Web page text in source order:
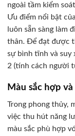
ngoài tầm kiểm
Ưu điểm nổi bật
luôn sẵn sàng làm
thân. Để đạt được
sự bình tĩnh và suy
2 (tính cách người
Màu sắc hợp
Trong phong thủy,
việc thu hút năng
màu sắc phù hợp